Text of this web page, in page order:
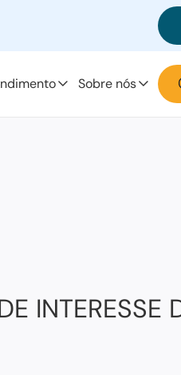
Sobre nós
INTERESSE